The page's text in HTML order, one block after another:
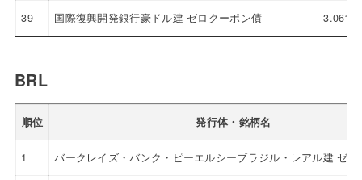
39 国際復興開発銀行豪ドル建 ゼロクーポン債 3.061
BRL
順位 発行体・銘柄名
1 バークレイズ・バンク・ピーエルシーブラジル・レアル建 ゼ